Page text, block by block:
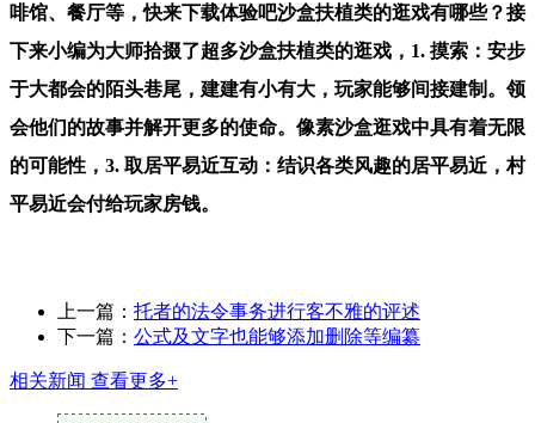
啡馆、餐厅等，快来下载体验吧沙盒扶植类的逛戏有哪些？接
下来小编为大师拾掇了超多沙盒扶植类的逛戏，1. 摸索：安步
于大都会的陌头巷尾，建建有小有大，玩家能够间接建制。领
会他们的故事并解开更多的使命。像素沙盒逛戏中具有着无限
的可能性，3. 取居平易近互动：结识各类风趣的居平易近，村
平易近会付给玩家房钱。
上一篇： 托者的法令事务进行客不雅的评述
下一篇： 公式及文字也能够添加删除等编纂
相关新闻 查看更多+